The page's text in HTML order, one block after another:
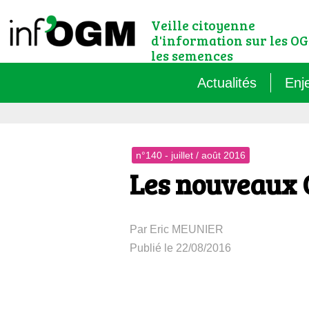
Veille citoyenne
d'information sur les
les semences
Actualités
Le
n°140 - juillet / août 2016
Les nouveaux
Par Eric MEUNIER
Publié le 22/08/2016